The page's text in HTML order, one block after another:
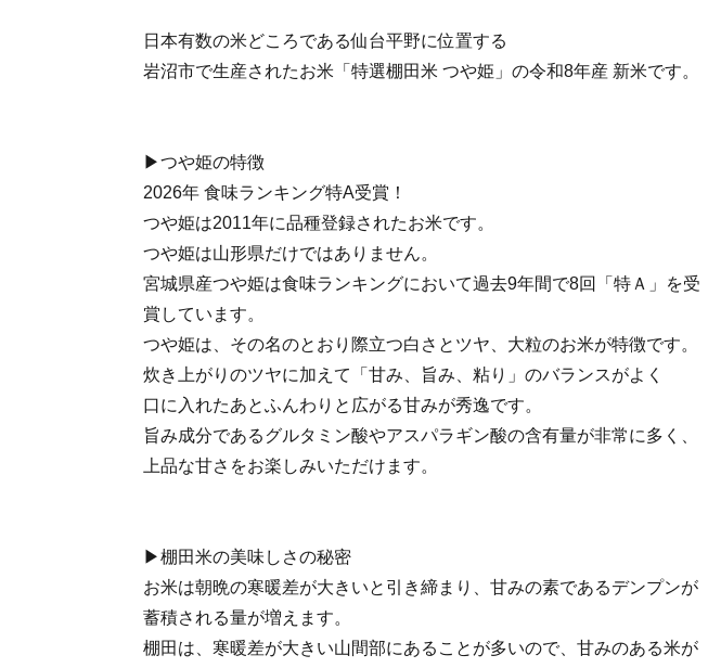
日本有数の米どころである仙台平野に位置する
岩沼市で生産されたお米「特選棚田米 つや姫」の令和8年産 新米です。
▶つや姫の特徴
2026年 食味ランキング特A受賞！
つや姫は2011年に品種登録されたお米です。
つや姫は山形県だけではありません。
宮城県産つや姫は食味ランキングにおいて過去9年間で8回「特Ａ」を受
賞しています。
つや姫は、その名のとおり際立つ白さとツヤ、大粒のお米が特徴です。
炊き上がりのツヤに加えて「甘み、旨み、粘り」のバランスがよく
口に入れたあとふんわりと広がる甘みが秀逸です。
旨み成分であるグルタミン酸やアスパラギン酸の含有量が非常に多く、
上品な甘さをお楽しみいただけます。
▶棚田米の美味しさの秘密
お米は朝晩の寒暖差が大きいと引き締まり、甘みの素であるデンプンが
蓄積される量が増えます。
棚田は、寒暖差が大きい山間部にあることが多いので、甘みのある米が